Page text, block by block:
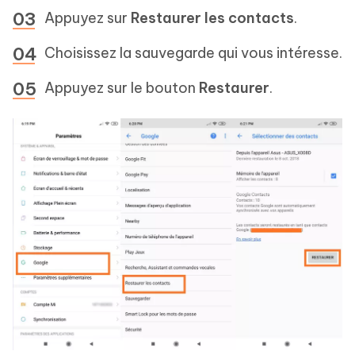
Appuyez sur Restaurer les contacts.
Choisissez la sauvegarde qui vous intéresse.
Appuyez sur le bouton Restaurer.